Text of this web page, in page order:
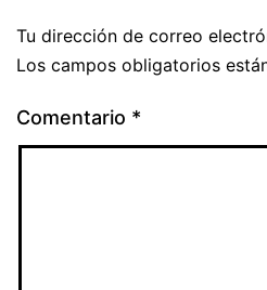
Tu dirección de correo
Los campos obligatorios
Comentario *